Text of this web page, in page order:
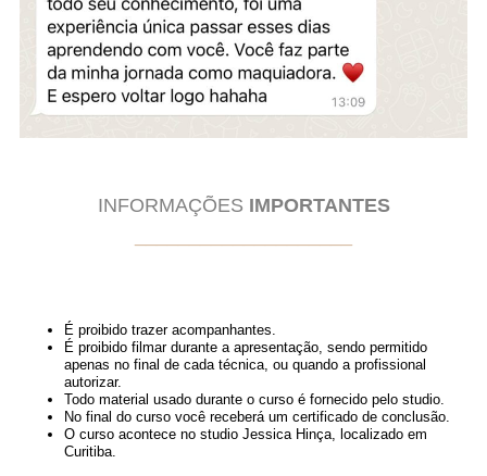
INFORMAÇÕES IMPORTANTES
É proibido trazer acompanhantes.
É proibido filmar durante a apresentação, sendo permitido
apenas no final de cada técnica, ou quando a profissional
autorizar.
Todo material usado durante o curso é fornecido pelo studio.
No final do curso você receberá um certificado de conclusão.
O curso acontece no studio Jessica Hinça, localizado em
Curitiba.